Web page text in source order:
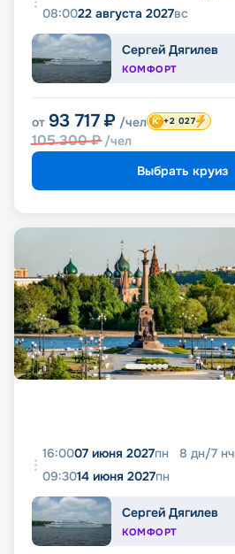
08:0022 августа 2027вс
Сергей Дягилев
КОМФОРТ
от 93 717 ₽ /чел
105 300₽ /чел
+2 027
Выбрать круиз
16:0007 июня 2027пн 8 дн/7 нч
09:3014 июня 2027пн
Сергей Дягилев
КОМФОРТ